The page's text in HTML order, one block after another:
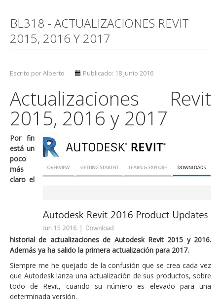
BL318 - ACTUALIZACIONES REVIT
2015, 2016 Y 2017
Escrito por Alberto Publicado: 18 Junio 2016
Actualizaciones Revit
2015, 2016 y 2017
Por fin
está un
poco
más
claro el
historial de actualizaciones de Autodesk Revit 2015 y 2016.
Además ya ha salido la primera actualización para 2017.
Siempre me he quejado de la confusión que se crea cada vez
que Autodesk lanza una actualización de sus productos, sobre
todo de Revit, cuando su número es elevado para una
determinada versión.